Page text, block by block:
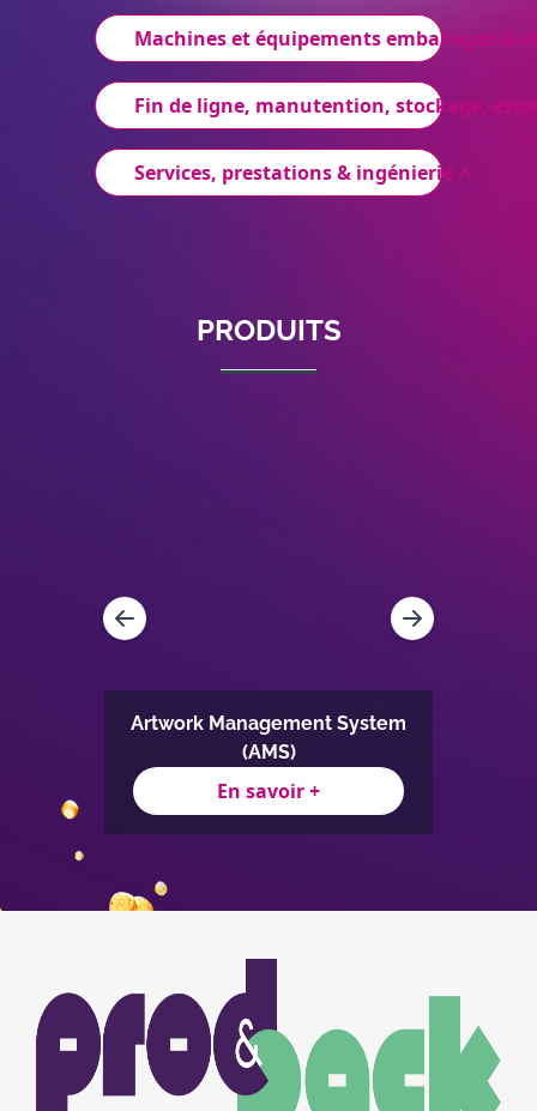
Machines et équipements emballages &
Fin de ligne, manutention, stockage,
Services, prestations & ingénierie
PRODUITS
Artwork Management System
(AMS)
En savoir +
of
du
logo